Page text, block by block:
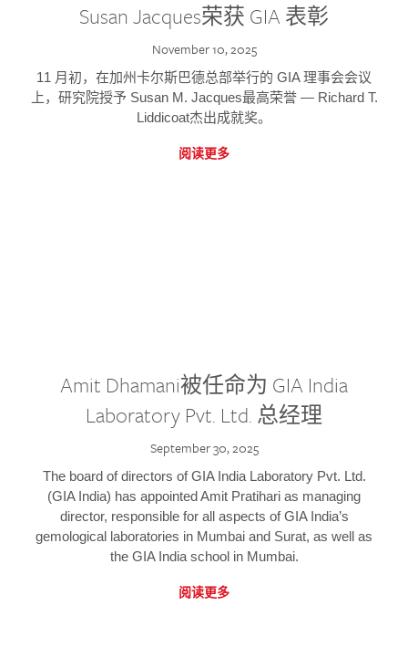
Susan Jacques荣获 GIA 表彰
November 10, 2025
11 月初，在加州卡尔斯巴德总部举行的 GIA 理事会会议
上，研究院授予 Susan M. Jacques最高荣誉 — Richard T.
Liddicoat杰出成就奖。
阅读更多
Amit Dhamani被任命为 GIA India
Laboratory Pvt. Ltd. 总经理
September 30, 2025
The board of directors of GIA India Laboratory Pvt. Ltd.
(GIA India) has appointed Amit Pratihari as managing
director, responsible for all aspects of GIA India’s
gemological laboratories in Mumbai and Surat, as well as
the GIA India school in Mumbai.
阅读更多